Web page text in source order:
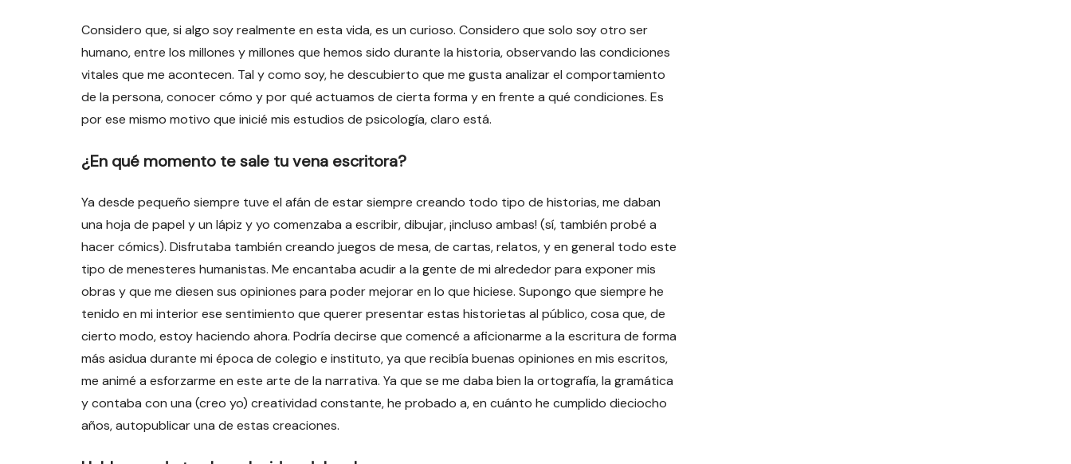
Considero que, si algo soy realmente en esta vida, es un curioso. Considero que solo soy otro ser
humano, entre los millones y millones que hemos sido durante la historia, observando las condiciones
vitales que me acontecen. Tal y como soy, he descubierto que me gusta analizar el comportamiento
de la persona, conocer cómo y por qué actuamos de cierta forma y en frente a qué condiciones. Es
por ese mismo motivo que inicié mis estudios de psicología, claro está.
¿En qué momento te sale tu vena escritora?
Ya desde pequeño siempre tuve el afán de estar siempre creando todo tipo de historias, me daban
una hoja de papel y un lápiz y yo comenzaba a escribir, dibujar, ¡incluso ambas! (sí, también probé a
hacer cómics). Disfrutaba también creando juegos de mesa, de cartas, relatos, y en general todo este
tipo de menesteres humanistas. Me encantaba acudir a la gente de mi alrededor para exponer mis
obras y que me diesen sus opiniones para poder mejorar en lo que hiciese. Supongo que siempre he
tenido en mi interior ese sentimiento que querer presentar estas historietas al público, cosa que, de
cierto modo, estoy haciendo ahora. Podría decirse que comencé a aficionarme a la escritura de forma
más asidua durante mi época de colegio e instituto, ya que recibía buenas opiniones en mis escritos,
me animé a esforzarme en este arte de la narrativa. Ya que se me daba bien la ortografía, la gramática
y contaba con una (creo yo) creatividad constante, he probado a, en cuánto he cumplido dieciocho
años, autopublicar una de estas creaciones.